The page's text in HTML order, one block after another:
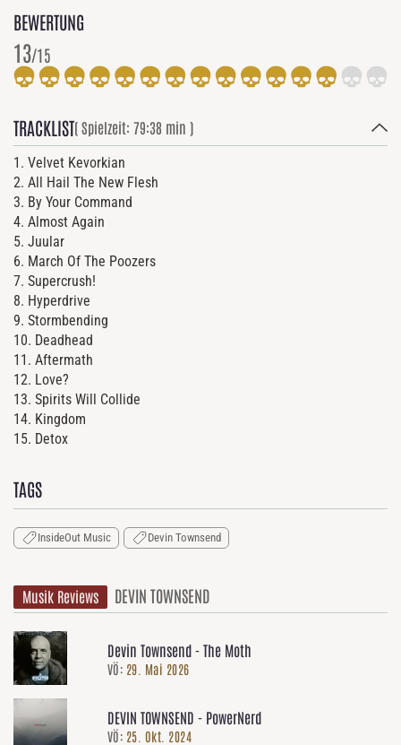
BEWERTUNG
13/15
TRACKLIST( Spielzeit: 79:38 min )
1. Velvet Kevorkian
2. All Hail The New Flesh
3. By Your Command
4. Almost Again
5. Juular
6. March Of The Poozers
7. Supercrush!
8. Hyperdrive
9. Stormbending
10. Deadhead
11. Aftermath
12. Love?
13. Spirits Will Collide
14. Kingdom
15. Detox
TAGS
InsideOut Music Devin Townsend
Musik Reviews DEVIN TOWNSEND
Devin Townsend - The Moth
VÖ: 29. Mai 2026
DEVIN TOWNSEND - PowerNerd
VÖ: 25. Okt. 2024